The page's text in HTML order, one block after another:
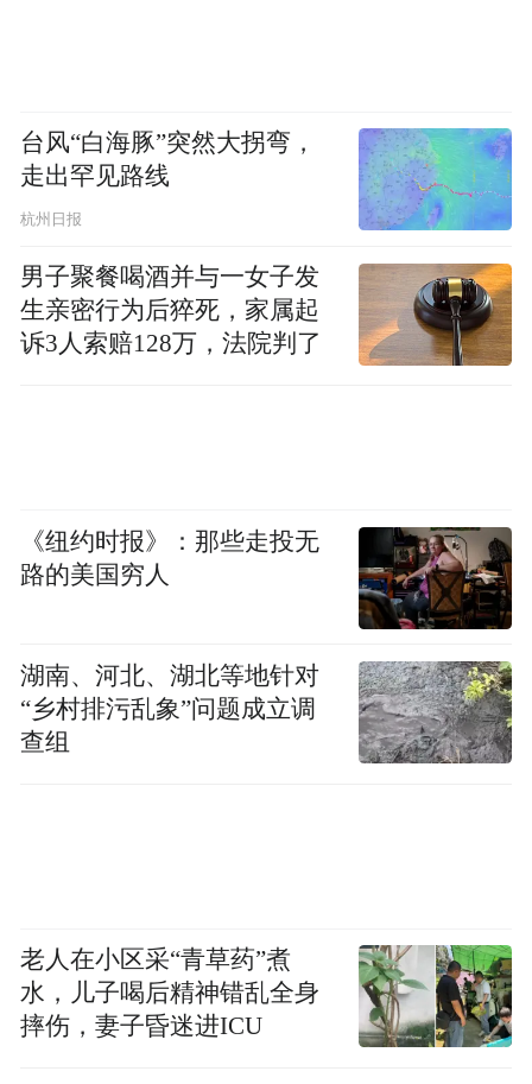
台风“白海豚”突然大拐弯，
走出罕见路线
杭州日报
男子聚餐喝酒并与一女子发
生亲密行为后猝死，家属起
诉3人索赔128万，法院判了
《纽约时报》：那些走投无
路的美国穷人
湖南、河北、湖北等地针对
“乡村排污乱象”问题成立调
查组
老人在小区采“青草药”煮
水，儿子喝后精神错乱全身
摔伤，妻子昏迷进ICU